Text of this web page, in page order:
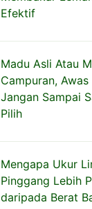
Efektif
Madu Asli Atau
Campuran, Awas
Jangan Sampai
Pilih
Mengapa Ukur
Pinggang Lebih
daripada Berat